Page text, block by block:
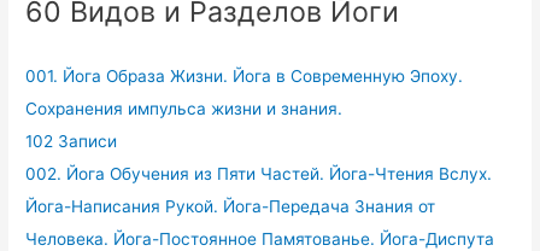
60 Видов и Разделов Йоги
001. Йога Образа Жизни. Йога в Современную Эпоху.
Сохранения импульса жизни и знания.
102 Записи
002. Йога Обучения из Пяти Частей. Йога-Чтения Вслух.
Йога-Написания Рукой. Йога-Передача Знания от
Человека. Йога-Постоянное Памятованье. Йога-Диспута